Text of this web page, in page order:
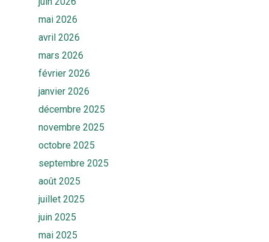
mai 2026
avril 2026
mars 2026
février 2026
janvier 2026
décembre 2025
novembre 2025
octobre 2025
septembre 2025
août 2025
juillet 2025
juin 2025
mai 2025